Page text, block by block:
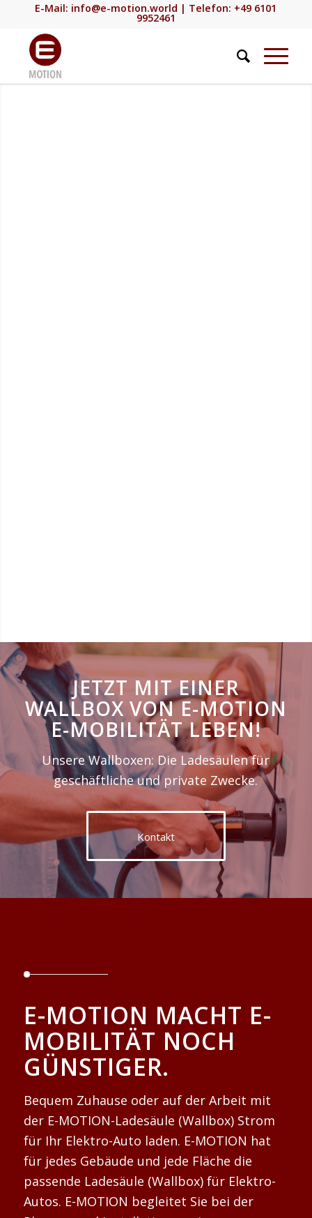
E-Mail: info@e-motion.world | Telefon: +49 6101
9952461
JETZT MIT EINER
WALLBOX VON E-MOTION
E-MOBILITÄT LEBEN!
Unsere Wallboxen: Die Ladesäulen für
geschäftliche und private Zwecke.
Kontakt
E-MOTION MACHT E-
MOBILITÄT NOCH
GÜNSTIGER.
Bequem Zuhause oder auf der Arbeit mit
der E-MOTION-Ladesäule (Wallbox) Strom
für Ihr Elektro-Auto laden. E-MOTION hat
für jedes Gebäude und jede Fläche die
passende Ladesäule (Wallbox) für Elektro-
Autos. E-MOTION begleitet Sie bei der